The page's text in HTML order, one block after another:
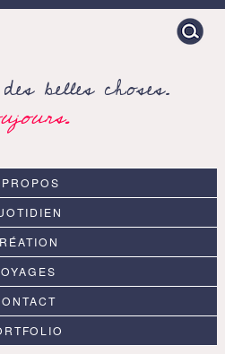
Search
for:
belles choses.